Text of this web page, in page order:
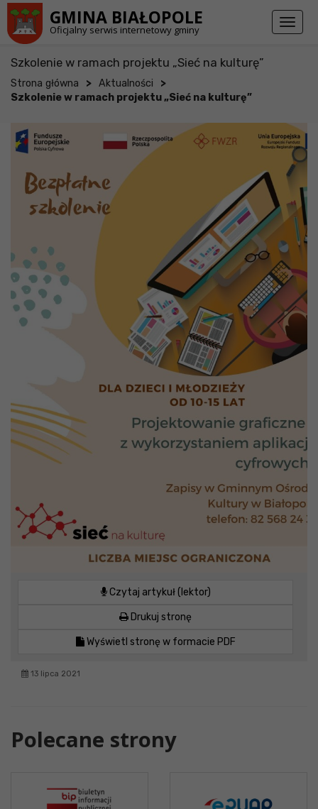
GMINA BIAŁOPOLE
Oficjalny serwis internetowy gminy
Toggle
Szkolenie w ramach projektu „Sieć na kulturę”
Strona główna > Aktualności >
Szkolenie w ramach projektu „Sieć na kulturę”
Czytaj artykuł (lektor)
Drukuj stronę
Wyświetl stronę w formacie PDF
13 lipca 2021
Polecane strony